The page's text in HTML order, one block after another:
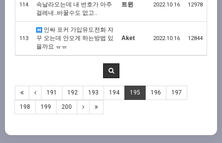
114
속날라오는데 내 번호가 아주
걸레네..바꿀수도 없고..
트윈 2022.10.16 12978
113
인싸 포커 가입유도전화 자
꾸 오는데 안오게 하는방법 있
을까요 ㅠㅠ
Aket 2022.10.16 12844
191 192 193 194 195 196 197
198 199 200